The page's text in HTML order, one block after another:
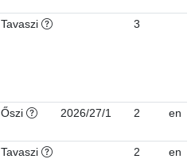
Tavaszi 3
Őszi 2026/27/1 2 en
Tavaszi 2 en